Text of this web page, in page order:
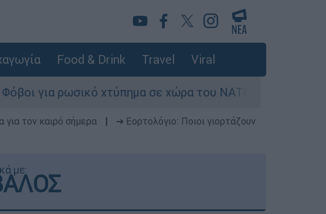
Food & Drink Travel Viral
για ρωσικό χτύπημα σε χώρα του ΝΑΤΟ - Τα βασικά
τον καιρό σήμερα
➔ Εορτολόγιο: Ποιοι γιορτάζουν
με: